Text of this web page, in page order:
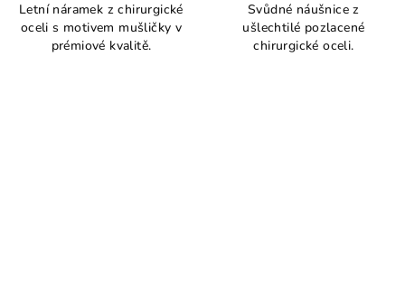
Letní náramek z chirurgické
oceli s motivem mušličky v
prémiové kvalitě.
Svůdné náušnice z
ušlechtilé pozlacené
chirurgické oceli.